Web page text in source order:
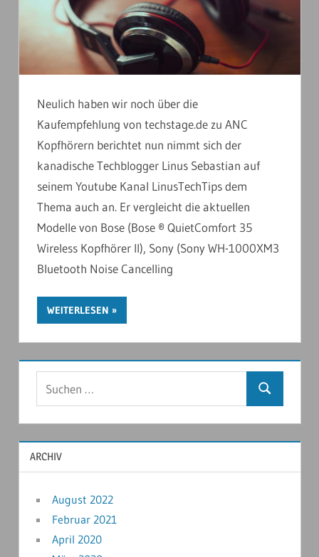
Neulich haben wir noch über die
Kaufempfehlung von techstage.de zu ANC
Kopfhörern berichtet nun nimmt sich der
kanadische Techblogger Linus Sebastian auf
seinem Youtube Kanal LinusTechTips dem
Thema auch an. Er vergleicht die aktuellen
Modelle von Bose (Bose ® QuietComfort 35
Wireless Kopfhörer II), Sony (Sony WH-1000XM3
Bluetooth Noise Cancelling
WEITERLESEN
ARCHIV
August 2022
Februar 2021
April 2020